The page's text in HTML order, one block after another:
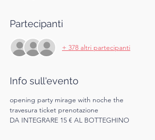
Partecipanti
+ 378 altri partecipanti
Info sull'evento
opening party mirage with noche the
travesura ticket prenotazione
DA INTEGRARE 15 € AL BOTTEGHINO